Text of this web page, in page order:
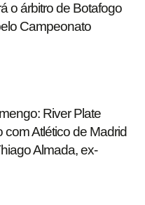
o árbitro de Botafogo
Campeonato
River Plate
Atlético de Madrid
Almada, ex-